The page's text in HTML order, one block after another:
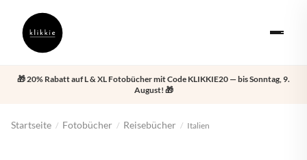
🎁 20% Rabatt auf L & XL Fotobücher mit Code KLIKKIE20 — bis Sonntag, 9.
August! 🎁
Startseite / Fotobücher / Reisebücher / Italien